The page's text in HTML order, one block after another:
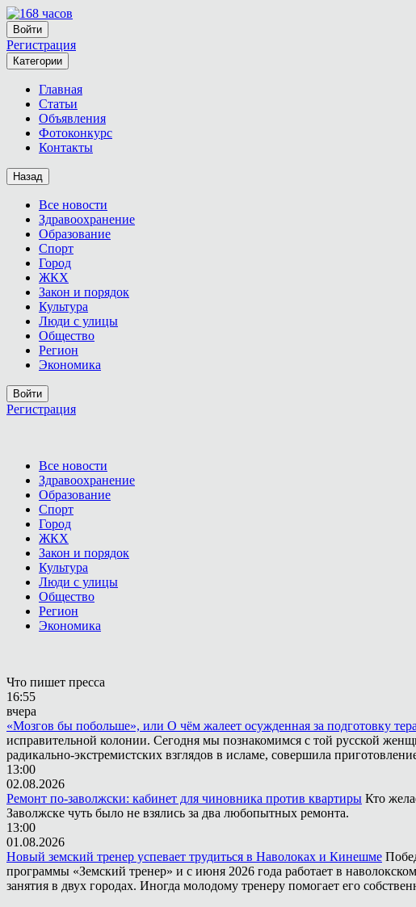
Войти
Регистрация
Категории
Главная
Статьи
Объявления
Фотоконкурс
Контакты
Назад
Все новости
Здравоохранение
Образование
Спорт
Город
ЖКХ
Закон и порядок
Культура
Люди с улицы
Общество
Регион
Экономика
Войти
Регистрация
Все новости
Здравоохранение
Образование
Спорт
Город
ЖКХ
Закон и порядок
Культура
Люди с улицы
Общество
Регион
Экономика
Что пишет пресса
16:55
вчера
«Мозгов бы побольше», или О чём жалеет осужденная за подготовку
исправительной колонии. Сегодня мы познакомимся с той русской
радикально-экстремистских взглядов в исламе, совершила
13:00
02.08.2026
Ремонт по-заволжски: кабинет для чиновника против квартиры Кто
Заволжске чуть было не взялись за два любопытных ремонта.
13:00
01.08.2026
Новый земский тренер успевает трудиться в Наволоках и Кинешме
программы «Земский тренер» и с июня 2026 года работает в
занятия в двух городах. Иногда молодому тренеру помогает его